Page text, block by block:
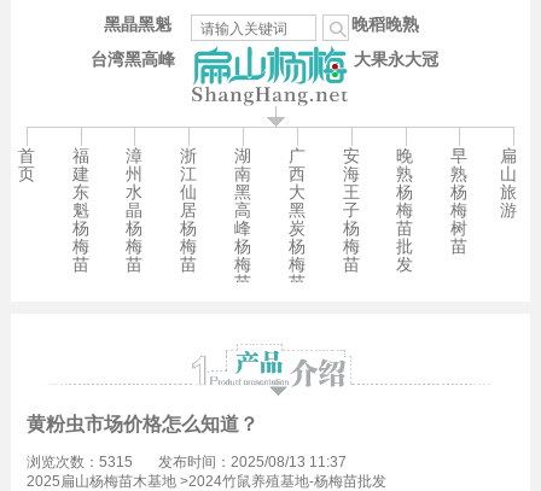
台湾黑高峰
晚稻晚熟
大果永大冠
黑晶黑魁
首
页
福
建
东
魁
杨
梅
苗
漳
州
水
晶
杨
梅
苗
浙
江
仙
居
杨
梅
苗
湖
南
黑
高
峰
杨
梅
苗
广
西
大
黑
炭
杨
梅
苗
安
海
王
子
杨
梅
苗
晚
熟
杨
梅
苗
批
发
早
熟
杨
梅
树
苗
扁
山
旅
游
黄粉虫市场价格怎么知道？
浏览次数：5315
发布时间：2025/08/13 11:37
2025扁山杨梅苗木基地>2024竹鼠养殖基地-杨梅苗批发